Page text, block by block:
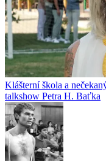
Klášterní škola a
talkshow Petra H. Baťka